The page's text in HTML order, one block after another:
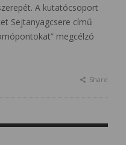
A kutatócsoport
Sejtanyagcsere című
megcélzó
Share